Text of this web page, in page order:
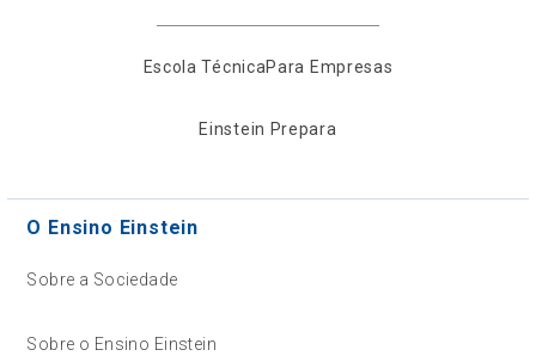
Escola TécnicaPara Empresas
Einstein Prepara
O Ensino Einstein
Sobre a Sociedade
Sobre o Ensino Einstein